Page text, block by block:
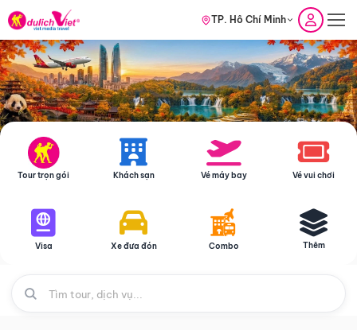
TP. Hồ Chí Minh
Tour trọn gói Khách sạn Vé máy bay Vé vui chơi
Visa Xe đưa đón Combo Thêm